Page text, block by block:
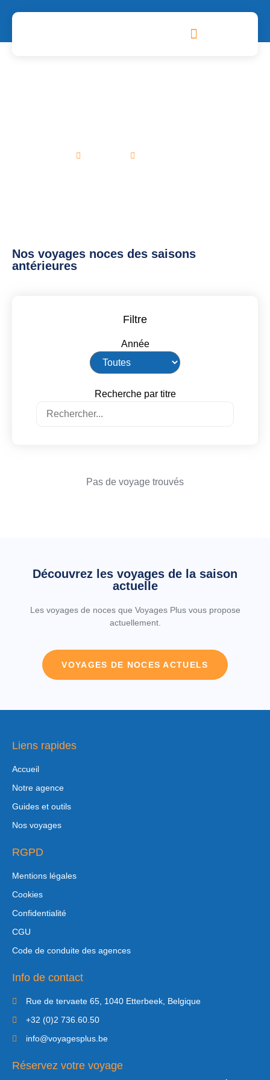
Nos voyages noces des saisons
antérieures
Filtre
Année
Recherche par titre
Pas de voyage trouvés
Découvrez les voyages de la saison
actuelle
Les voyages de noces que Voyages Plus vous propose
actuellement.
VOYAGES DE NOCES ACTUELS
Liens rapides
Accueil
Notre agence
Guides et outils
Nos voyages
RGPD
Mentions légales
Cookies
Confidentialité
CGU
Code de conduite des agences
Info de contact
Rue de tervaete 65, 1040 Etterbeek, Belgique
+32 (0)2 736.60.50
info@voyagesplus.be
Réservez votre voyage